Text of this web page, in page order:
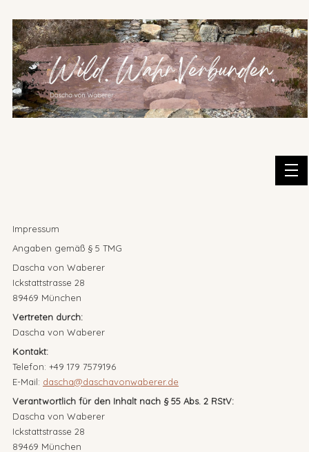
Impressum
Angaben gemäß § 5 TMG
Dascha von Waberer
Ickstattstrasse 28
89469 München
Vertreten durch:
Dascha von Waberer
Kontakt:
Telefon: +49 179 7579196
E-Mail: dascha@daschavonwaberer.de
Verantwortlich für den Inhalt nach § 55 Abs. 2 RStV:
Dascha von Waberer
Ickstattstrasse 28
89469 München